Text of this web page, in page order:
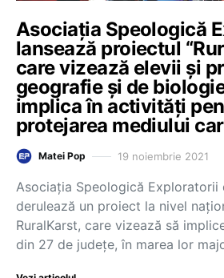
Asociația Speologică
lansează proiectul
care vizează elevii și
geografie și de
implica în activități
protejarea mediului
Matei Pop 19 noiembrie 2021
Asociația Speologică Exploratorii
derulează un proiect la nivel
RuralKarst, care vizează să
din 27 de județe, în marea lor